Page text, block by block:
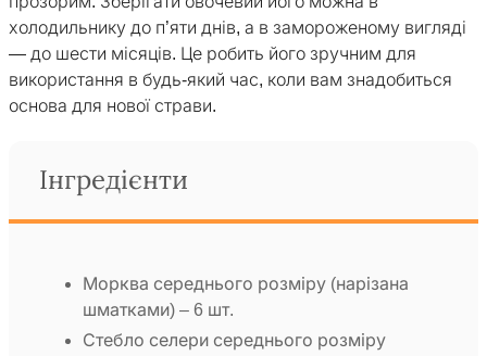
холодильнику до п’яти днів, а в замороженому вигляді
— до шести місяців. Це робить його зручним для
використання в будь-який час, коли вам знадобиться
основа для нової страви.
Інгредієнти
Морква середнього розміру (нарізана
шматками) – 6 шт.
Стебло селери середнього розміру